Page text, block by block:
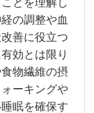
の調整や血
善に役立つ
効とは限り
物繊維の摂
ーキングや
眠を確保す